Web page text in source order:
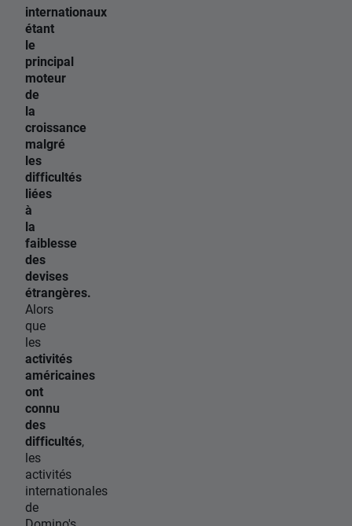
internationaux
étant
le
principal
moteur
de
la
croissance
malgré
les
difficultés
liées
à
la
faiblesse
des
devises
étrangères.
Alors
que
les
activités
américaines
ont
connu
des
difficultés,
les
activités
internationales
de